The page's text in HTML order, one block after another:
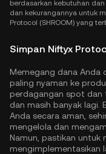
berdasarkan kebutuhan
dan kekurangannya untuk
Protocol (SHROOM) yang
Simpan Niftyx
Memegang dana Anda
paling nyaman ke
perdagangan spot dan
dan masih banyak lagi.
Anda secara aman,
mengelola dan
Namun, pastikan untuk
mengimplementasikan